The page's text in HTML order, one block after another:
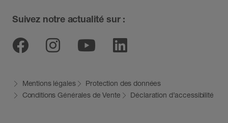
Suivez notre actualité sur :
Facebook
Instagram
YoutubeLinkedin
Mentions légales
Protection des données
Conditions Générales de Vente
Déclaration d’accessibilité